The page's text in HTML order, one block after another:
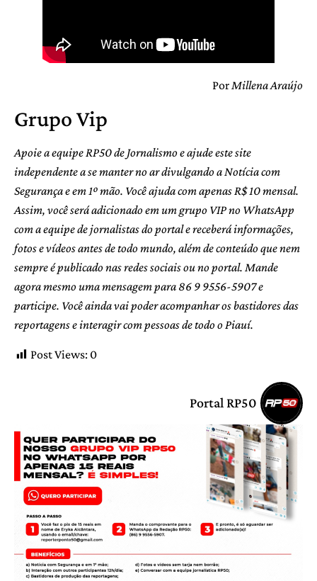
Por Millena Araújo
Grupo Vip
Apoie a equipe RP50 de Jornalismo e ajude este site
independente a se manter no ar divulgando a Notícia com
Segurança e em 1º mão. Você ajuda com apenas R$ 10 mensal.
Assim, você será adicionado em um grupo VIP no WhatsApp
com a equipe de jornalistas do portal e receberá informações,
fotos e vídeos antes de todo mundo, além de conteúdo que nem
sempre é publicado nas redes sociais ou no portal. Mande
agora mesmo uma mensagem para 86 9 9556-5907 e
participe. Você ainda vai poder acompanhar os bastidores das
reportagens e interagir com pessoas de todo o Piauí.
Post Views: 0
Portal RP50